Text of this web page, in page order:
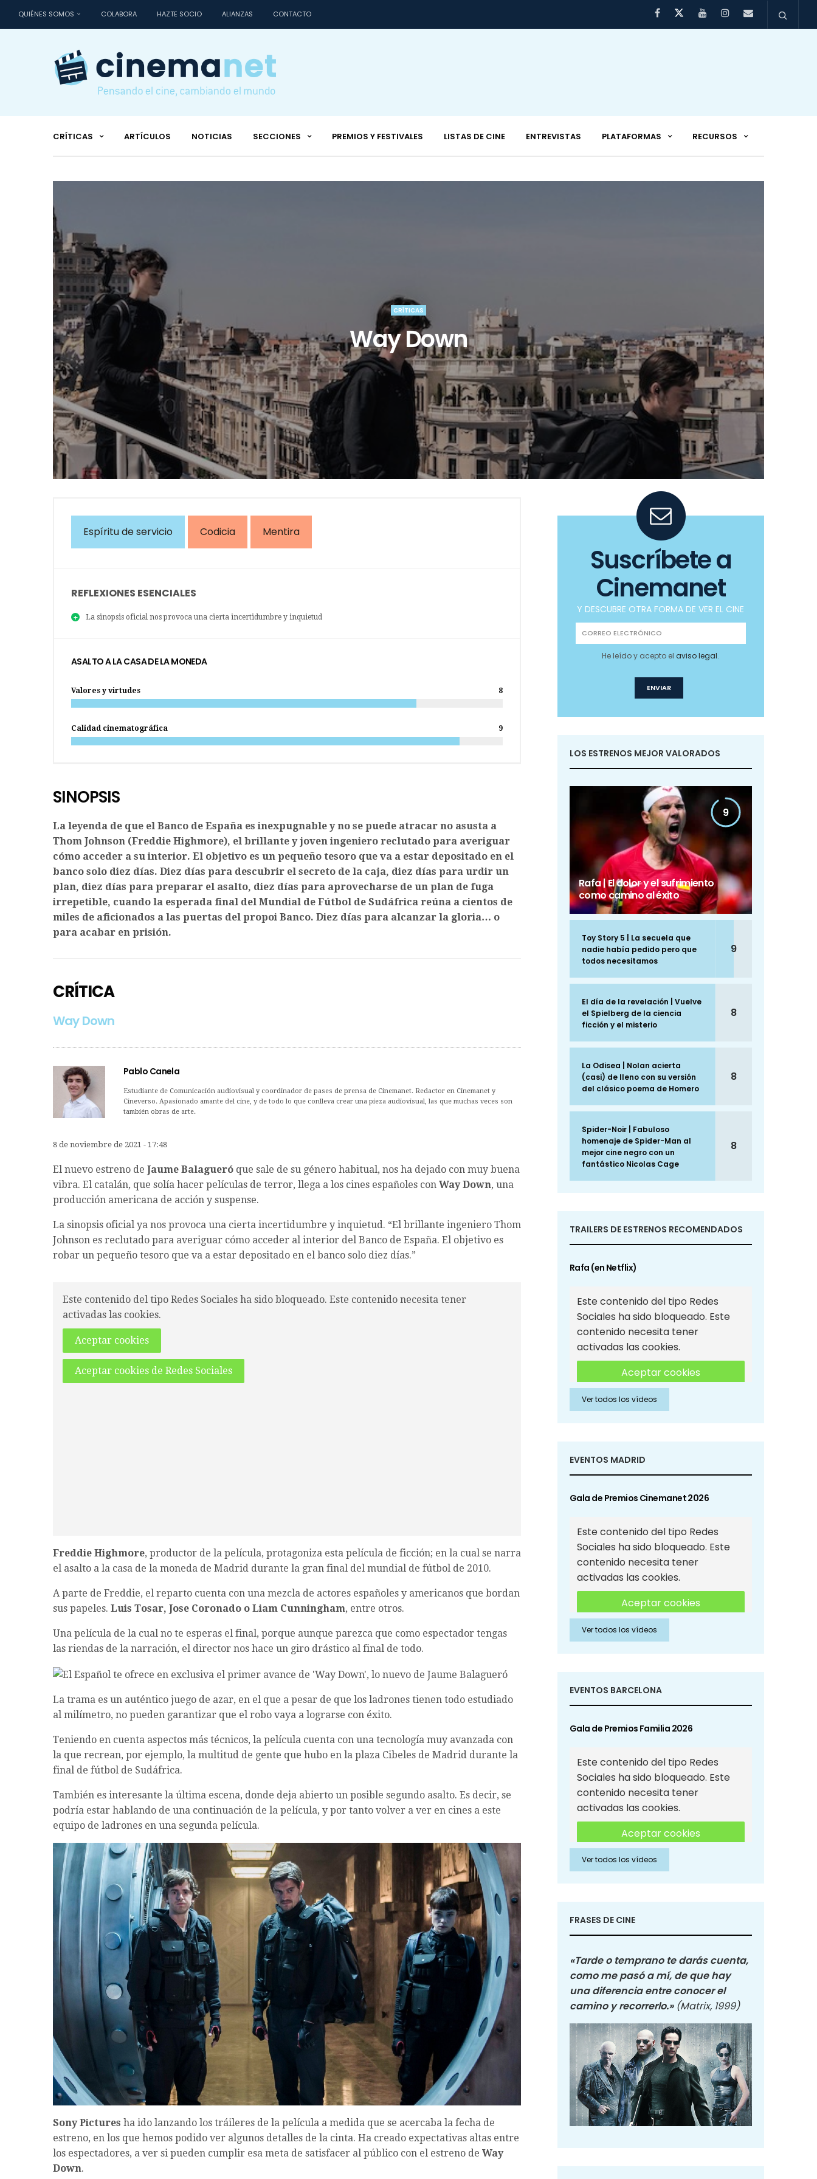
QUIÉNES SOMOS COLABORA HAZTE SOCIO ALIANZAS CONTACTO
CRÍTICAS ARTÍCULOS NOTICIAS SECCIONES PREMIOS Y FESTIVALES LISTAS DE CINE ENTREVISTAS PLATAFORMAS RECURSOS
CRÍTICAS
Way Down
Espíritu de servicio Codicia Mentira
REFLEXIONES ESENCIALES
La sinopsis oficial nos provoca una cierta incertidumbre y inquietud
ASALTO A LA CASA DE LA MONEDA
Valores y virtudes 8
Calidad cinematográfica 9
SINOPSIS
La leyenda de que el Banco de España es inexpugnable y no se puede atracar no asusta a
Thom Johnson (Freddie Highmore), el brillante y joven ingeniero reclutado para averiguar
cómo acceder a su interior. El objetivo es un pequeño tesoro que va a estar depositado en el
banco solo diez días. Diez días para descubrir el secreto de la caja, diez días para urdir un
plan, diez días para preparar el asalto, diez días para aprovecharse de un plan de fuga
irrepetible, cuando la esperada final del Mundial de Fútbol de Sudáfrica reúna a cientos de
miles de aficionados a las puertas del propoi Banco. Diez días para alcanzar la gloria… o
para acabar en prisión.
CRÍTICA
Way Down
Pablo Canela
Estudiante de Comunicación audiovisual y coordinador de pases de prensa de Cinemanet. Redactor en Cinemanet y
Cineverso. Apasionado amante del cine, y de todo lo que conlleva crear una pieza audiovisual, las que muchas veces son
también obras de arte.
8 de noviembre de 2021 - 17:48
El nuevo estreno de Jaume Balagueró que sale de su género habitual, nos ha dejado con muy buena
vibra. El catalán, que solía hacer películas de terror, llega a los cines españoles con Way Down, una
producción americana de acción y suspense.
La sinopsis oficial ya nos provoca una cierta incertidumbre y inquietud. “El brillante ingeniero Thom
Johnson es reclutado para averiguar cómo acceder al interior del Banco de España. El objetivo es
robar un pequeño tesoro que va a estar depositado en el banco solo diez días.”
Este contenido del tipo Redes Sociales ha sido bloqueado. Este contenido necesita tener
activadas las cookies.
Aceptar cookies
Aceptar cookies de Redes Sociales
Freddie Highmore, productor de la película, protagoniza esta película de ficción; en la cual se narra
el asalto a la casa de la moneda de Madrid durante la gran final del mundial de fútbol de 2010.
A parte de Freddie, el reparto cuenta con una mezcla de actores españoles y americanos que bordan
sus papeles. Luis Tosar, Jose Coronado o Liam Cunningham, entre otros.
Una película de la cual no te esperas el final, porque aunque parezca que como espectador tengas
las riendas de la narración, el director nos hace un giro drástico al final de todo.
La trama es un auténtico juego de azar, en el que a pesar de que los ladrones tienen todo estudiado
al milímetro, no pueden garantizar que el robo vaya a lograrse con éxito.
Teniendo en cuenta aspectos más técnicos, la película cuenta con una tecnología muy avanzada con
la que recrean, por ejemplo, la multitud de gente que hubo en la plaza Cibeles de Madrid durante la
final de fútbol de Sudáfrica.
También es interesante la última escena, donde deja abierto un posible segundo asalto. Es decir, se
podría estar hablando de una continuación de la película, y por tanto volver a ver en cines a este
equipo de ladrones en una segunda película.
Sony Pictures ha ido lanzando los tráileres de la película a medida que se acercaba la fecha de
estreno, en los que hemos podido ver algunos detalles de la cinta. Ha creado expectativas altas entre
los espectadores, a ver si pueden cumplir esa meta de satisfacer al público con el estreno de Way
Down.
Suscríbete a
Cinemanet
Y DESCUBRE OTRA FORMA DE VER EL CINE
He leído y acepto elaviso legal.
LOS ESTRENOS MEJOR VALORADOS
9
Rafa | El dolor y el sufrimiento
como camino al éxito
Toy Story 5 | La secuela que
nadie había pedido pero que
todos necesitamos
9
El día de la revelación | Vuelve
el Spielberg de la ciencia
ficción y el misterio
8
La Odisea | Nolan acierta
(casi) de lleno con su versión
del clásico poema de Homero
8
Spider-Noir | Fabuloso
homenaje de Spider-Man al
mejor cine negro con un
fantástico Nicolas Cage
8
TRAILERS DE ESTRENOS RECOMENDADOS
Rafa (en Netflix)
Este contenido del tipo Redes
Sociales ha sido bloqueado. Este
contenido necesita tener
activadas las cookies.
Aceptar cookies
Aceptar cookies de Redes
Sociales
Ver todos los vídeos
EVENTOS MADRID
Gala de Premios Cinemanet 2026
Este contenido del tipo Redes
Sociales ha sido bloqueado. Este
contenido necesita tener
activadas las cookies.
Aceptar cookies
Aceptar cookies de Redes
Sociales
Ver todos los vídeos
EVENTOS BARCELONA
Gala de Premios Familia 2026
Este contenido del tipo Redes
Sociales ha sido bloqueado. Este
contenido necesita tener
activadas las cookies.
Aceptar cookies
Aceptar cookies de Redes
Sociales
Ver todos los vídeos
FRASES DE CINE
«Tarde o temprano te darás cuenta,
como me pasó a mí, de que hay
una diferencia entre conocer el
camino y recorrerlo.» (Matrix, 1999)